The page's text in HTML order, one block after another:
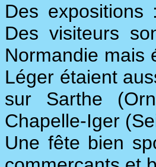
Des expositions
Des visiteurs
Normandie mais
Léger étaient
sur Sarthe
Chapelle-Iger
Une fête bien